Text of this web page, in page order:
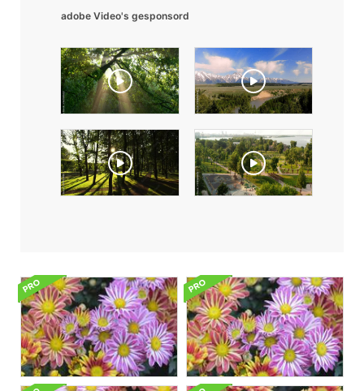
adobe Video's gesponsord